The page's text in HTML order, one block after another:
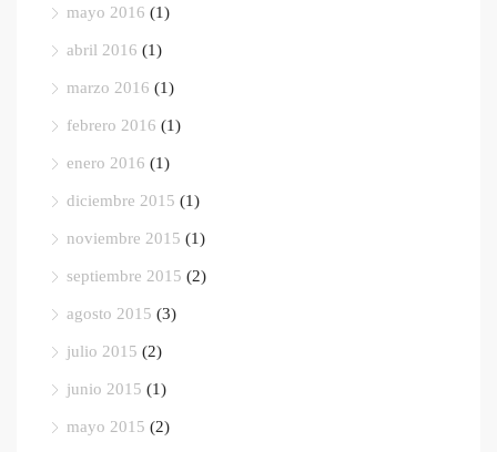
mayo 2016 (1)
abril 2016 (1)
marzo 2016 (1)
febrero 2016 (1)
enero 2016 (1)
diciembre 2015 (1)
noviembre 2015 (1)
septiembre 2015 (2)
agosto 2015 (3)
julio 2015 (2)
junio 2015 (1)
mayo 2015 (2)